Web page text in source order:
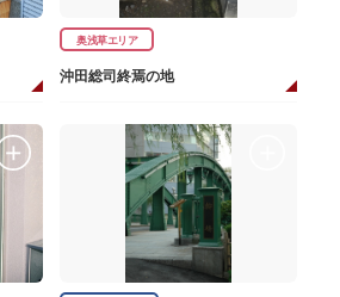
奥浅草エリア
沖田総司終焉の地